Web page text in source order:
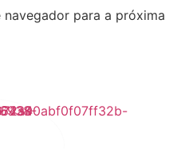
navegador para a próxima